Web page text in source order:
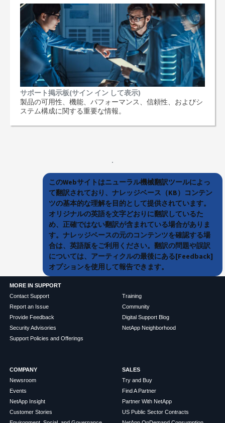
サポート掲示板(サイン イン して表示)
製品の可用性、機能、パフォーマンス、信頼性、およびシ
ステム構成に関する重要な情報。
このWebサイトはニューラル機械翻訳ツールによっ
て翻訳されており、ナレッジベース（KB）コンテン
ツの基本的な理解を目的として提供されています。
オリジナルの英語を文字どおりに翻訳しているた
め、正確ではない翻訳が含まれている場合がありま
す。ナレッジベースの元のコンテンツを確認する場
合は、英語版をご利用ください。翻訳の問題や誤訳
については、アーティクルの最後にある[Feedback]
オプションを使用して報告できます。
MORE IN SUPPORT
Contact Support
Report an Issue
Provide Feedback
Security Advisories
Support Policies and Offerings
Training
Community
Digital Support Blog
NetApp Neighborhood
COMPANY
Newsroom
Events
NetApp Insight
Customer Stories
SALES
Try and Buy
Find A Partner
Partner With NetApp
US Public Sector Contracts